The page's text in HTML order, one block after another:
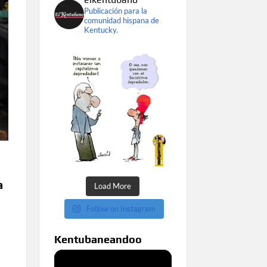
Publicación para la
comunidad hispana de
Kentucky.
Load More
Follow on Instagram
Kentubaneandoo